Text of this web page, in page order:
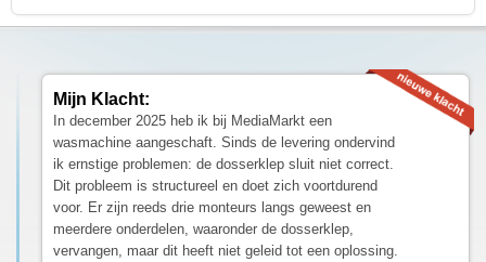
Mijn Klacht:
In december 2025 heb ik bij MediaMarkt een
wasmachine aangeschaft. Sinds de levering ondervind
ik ernstige problemen: de dosserklep sluit niet correct.
Dit probleem is structureel en doet zich voortdurend
voor. Er zijn reeds drie monteurs langs geweest en
meerdere onderdelen, waaronder de dosserklep,
vervangen, maar dit heeft niet geleid tot een oplossing.